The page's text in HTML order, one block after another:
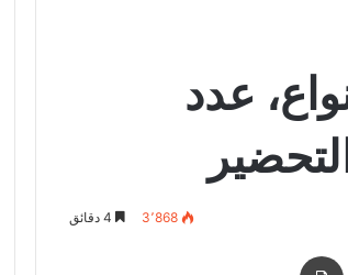
عدد
3٬868
مشاركة عبر البريد